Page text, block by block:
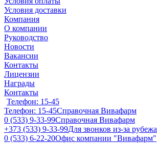
Условия доставки
Компания
О компании
Руководство
Новости
Вакансии
Контакты
Лицензии
Награды
Контакты
Телефон: 15-45
Телефон: 15-45Справочная Вивафарм
0 (533) 9-33-99Справочная Вивафарм
+373 (533) 9-33-99Для звонков из-за рубежа
0 (533) 6-22-20Офис компании "Вивафарм"